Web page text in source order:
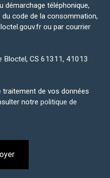
démarchage téléphonique,
code de la consommation,
ou par courrier
Bloctel, CS 61311, 41013
traitement de vos données
notre politique de